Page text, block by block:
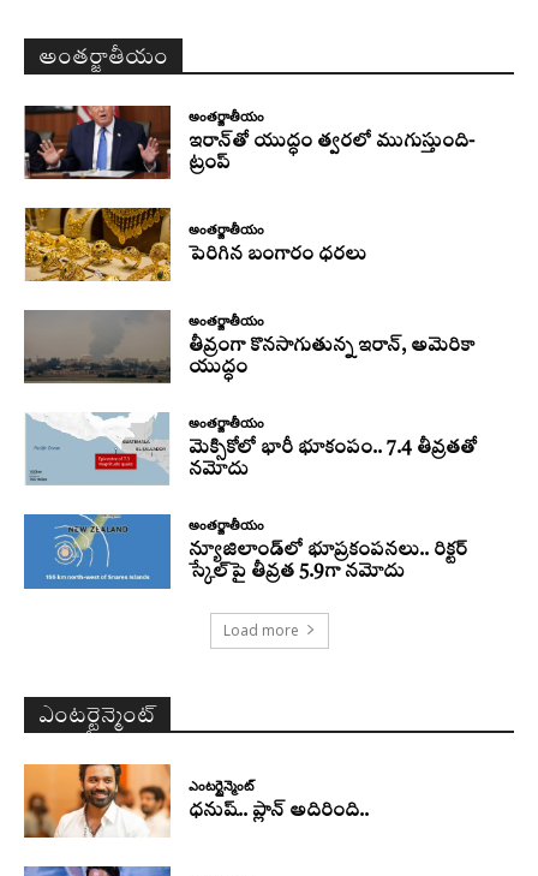
అంతర్జాతీయం
అంతర్జాతీయం
ఇరాన్‌తో యుద్ధం త్వరలో ముగుస్తుంది-
ట్రంప్‌
అంతర్జాతీయం
పెరిగిన బంగారం ధరలు
అంతర్జాతీయం
తీవ్రంగా కొనసాగుతున్న ఇరాన్‌, అమెరికా
యుద్ధం
అంతర్జాతీయం
మెక్సికోలో భారీ భూకంపం.. 7.4 తీవ్రతతో
నమోదు
అంతర్జాతీయం
న్యూజిలాండ్‌లో భూప్రకంపనలు.. రిక్టర్‌
స్కేల్‌పై తీవ్రత 5.9గా నమోదు
Load more
ఎంటర్టైన్మెంట్
ఎంటర్టైన్మెంట్
ధనుష్‌.. ప్లాన్ అదిరింది..